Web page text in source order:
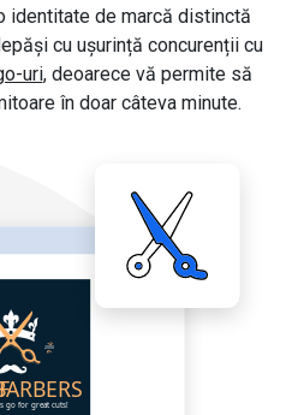
identitate de marcă distinctă
cu ușurință concurenții cu
uri, deoarece vă permite să
în doar câteva minute.